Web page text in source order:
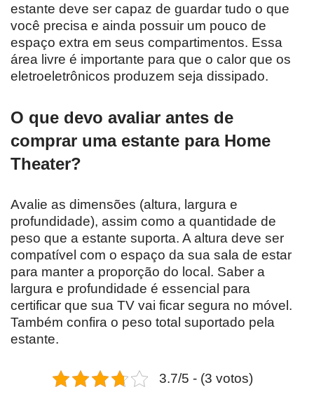
estante deve ser capaz de guardar tudo o que
você precisa e ainda possuir um pouco de
espaço extra em seus compartimentos. Essa
área livre é importante para que o calor que os
eletroeletrônicos produzem seja dissipado.
O que devo avaliar antes de
comprar uma estante para Home
Theater?
Avalie as dimensões (altura, largura e
profundidade), assim como a quantidade de
peso que a estante suporta. A altura deve ser
compatível com o espaço da sua sala de estar
para manter a proporção do local. Saber a
largura e profundidade é essencial para
certificar que sua TV vai ficar segura no móvel.
Também confira o peso total suportado pela
estante.
3.7/5 - (3 votos)